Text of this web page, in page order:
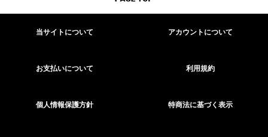
当サイトについて アカウントについて
お支払いについて 利用規約
個人情報保護方針 特商法に基づく表示